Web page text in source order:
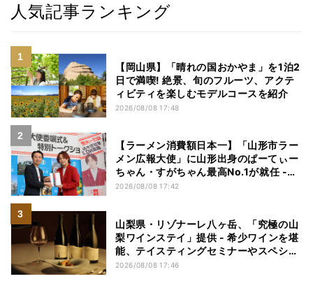
人気記事ランキング
【岡山県】「晴れの国おかやま」を1泊2
日で満喫! 絶景、旬のフルーツ、アクテ
ィビティを楽しむモデルコースを紹介
2026/08/08 17:48
【ラーメン消費額日本一】「山形市ラー
メン広報大使」に山形出身のぱーてぃー
ちゃん・すがちゃん最高No.1が就任 -
「山ラー」の魅力を発信へ
2026/08/08 17:42
山梨県・リゾナーレ八ヶ岳、「究極の山
梨ワインステイ」提供 - 希少ワインを堪
能、テイスティングセミナーやスペシャ
ルディナーも
2026/08/08 17:46